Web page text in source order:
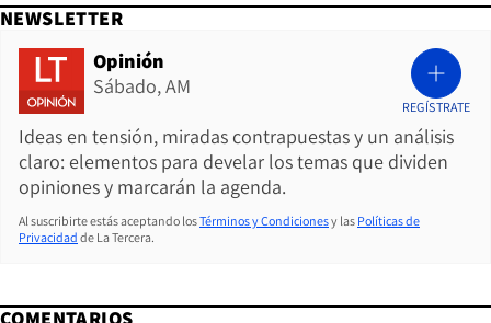
NEWSLETTER
Opinión
Sábado, AM
Ideas en tensión, miradas contrapuestas y un análisis
claro: elementos para develar los temas que dividen
opiniones y marcarán la agenda.
REGÍSTRATE
Al suscribirte estás aceptando losTérminos y Condicionesy las Políticas de
Privacidad de La Tercera.
COMENTARIOS